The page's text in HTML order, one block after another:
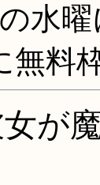
水
無料
が